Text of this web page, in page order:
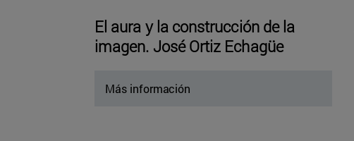
El aura y la construcción de la
imagen. José Ortiz Echagüe
Más información